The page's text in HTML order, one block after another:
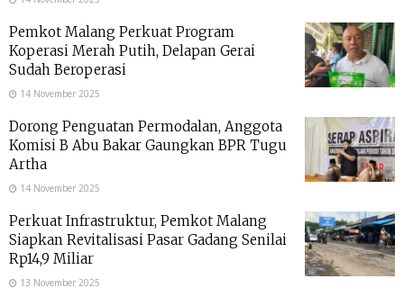
Pemkot Malang Perkuat Program
Koperasi Merah Putih, Delapan Gerai
Sudah Beroperasi
14 November 2025
Dorong Penguatan Permodalan, Anggota
Komisi B Abu Bakar Gaungkan BPR Tugu
Artha
14 November 2025
Perkuat Infrastruktur, Pemkot Malang
Siapkan Revitalisasi Pasar Gadang Senilai
Rp14,9 Miliar
13 November 2025